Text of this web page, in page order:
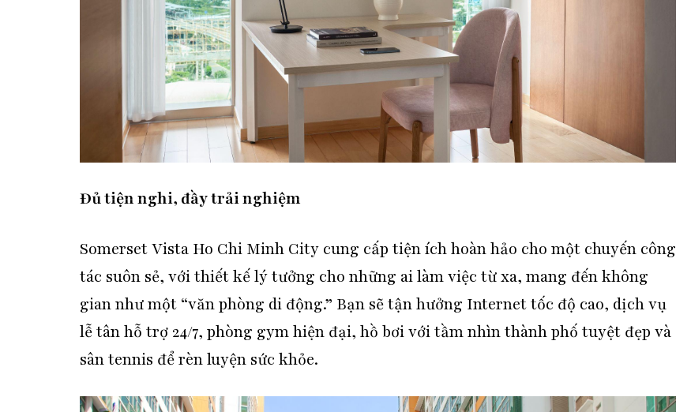
Đủ tiện nghi, đầy trải nghiệm
Somerset Vista Ho Chi Minh City cung cấp tiện ích hoàn hảo cho một chuyến công
tác suôn sẻ, với thiết kế lý tưởng cho những ai làm việc từ xa, mang đến không
gian như một “văn phòng di động.” Bạn sẽ tận hưởng Internet tốc độ cao, dịch vụ
lễ tân hỗ trợ 24/7, phòng gym hiện đại, hồ bơi với tầm nhìn thành phố tuyệt đẹp và
sân tennis để rèn luyện sức khỏe.